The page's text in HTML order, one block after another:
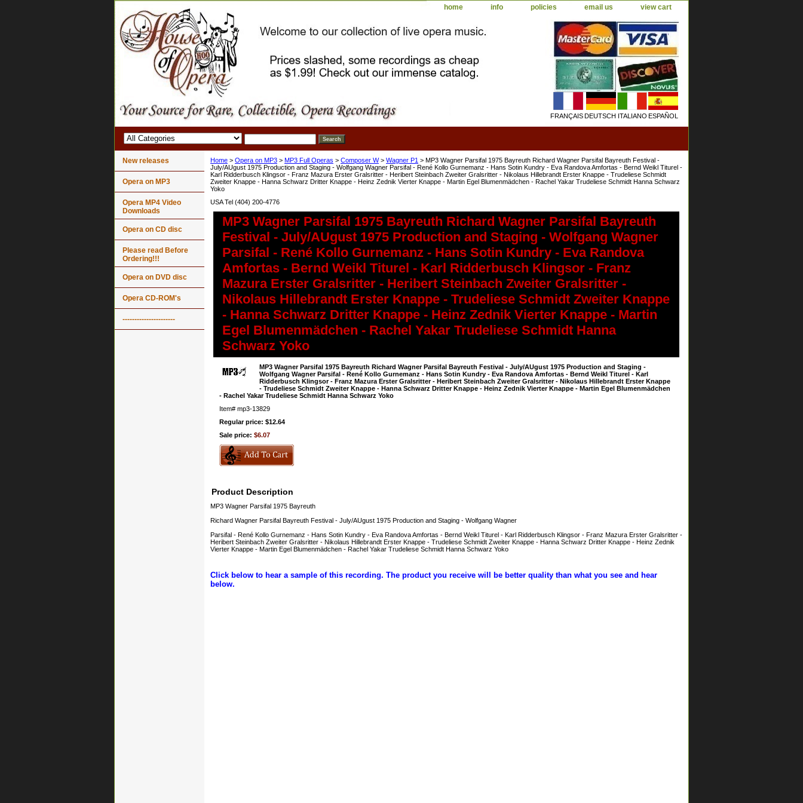
home info policies email us view cart
FRANÇAISDEUTSCH ITALIANO ESPAÑOL
Home > Opera on MP3 > MP3 Full Operas > Composer W> Wagner P1 > MP3 Wagner Parsifal 1975 Bayreuth Richard Wagner Parsifal Bayreuth Festival -
July/AUgust 1975 Production and Staging - Wolfgang Wagner Parsifal - René Kollo Gurnemanz - Hans Sotin Kundry - Eva Randova Amfortas - Bernd Weikl Titurel -
Karl Ridderbusch Klingsor - Franz Mazura Erster Gralsritter - Heribert Steinbach Zweiter Gralsritter - Nikolaus Hillebrandt Erster Knappe - Trudeliese Schmidt
Zweiter Knappe - Hanna Schwarz Dritter Knappe - Heinz Zednik Vierter Knappe - Martin Egel Blumenmädchen - Rachel Yakar Trudeliese Schmidt Hanna Schwarz
Yoko
USA Tel (404) 200-4776
MP3 Wagner Parsifal 1975 Bayreuth Richard Wagner Parsifal Bayreuth
Festival - July/AUgust 1975 Production and Staging - Wolfgang Wagner
Parsifal - René Kollo Gurnemanz - Hans Sotin Kundry - Eva Randova
Amfortas - Bernd Weikl Titurel - Karl Ridderbusch Klingsor - Franz
Mazura Erster Gralsritter - Heribert Steinbach Zweiter Gralsritter -
Nikolaus Hillebrandt Erster Knappe - Trudeliese Schmidt Zweiter Knappe
- Hanna Schwarz Dritter Knappe - Heinz Zednik Vierter Knappe - Martin
Egel Blumenmädchen - Rachel Yakar Trudeliese Schmidt Hanna
Schwarz Yoko
MP3 Wagner Parsifal 1975 Bayreuth Richard Wagner Parsifal Bayreuth Festival - July/AUgust 1975 Production and Staging -
Wolfgang Wagner Parsifal - René Kollo Gurnemanz - Hans Sotin Kundry - Eva Randova Amfortas - Bernd Weikl Titurel - Karl
Ridderbusch Klingsor - Franz Mazura Erster Gralsritter - Heribert Steinbach Zweiter Gralsritter - Nikolaus Hillebrandt Erster Knappe
- Trudeliese Schmidt Zweiter Knappe - Hanna Schwarz Dritter Knappe - Heinz Zednik Vierter Knappe - Martin Egel Blumenmädchen
- Rachel Yakar Trudeliese Schmidt Hanna Schwarz Yoko
Item# mp3-13829
Regular price: $12.64
Sale price: $6.07
Product Description
MP3 Wagner Parsifal 1975 Bayreuth
Richard Wagner Parsifal Bayreuth Festival - July/AUgust 1975 Production and Staging - Wolfgang Wagner
Parsifal - René Kollo Gurnemanz - Hans Sotin Kundry - Eva Randova Amfortas - Bernd Weikl Titurel - Karl Ridderbusch Klingsor - Franz Mazura Erster Gralsritter -
Heribert Steinbach Zweiter Gralsritter - Nikolaus Hillebrandt Erster Knappe - Trudeliese Schmidt Zweiter Knappe - Hanna Schwarz Dritter Knappe - Heinz Zednik
Vierter Knappe - Martin Egel Blumenmädchen - Rachel Yakar Trudeliese Schmidt Hanna Schwarz Yoko
Click below to hear a sample of this recording. The product you receive will be better quality than what you see and hear
below.
New releases
Opera on MP3
Opera MP4 Video
Downloads
Opera on CD disc
Please read Before
Ordering!!!
Opera on DVD disc
Opera CD-ROM's
----------------------